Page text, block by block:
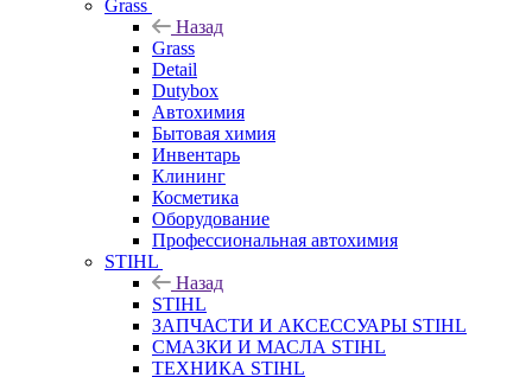
Grass
Назад
Grass
Detail
Dutybox
Автохимия
Бытовая химия
Инвентарь
Клининг
Косметика
Оборудование
Профессиональная автохимия
STIHL
Назад
STIHL
ЗАПЧАСТИ И АКСЕССУАРЫ STIHL
СМАЗКИ И МАСЛА STIHL
ТЕХНИКА STIHL